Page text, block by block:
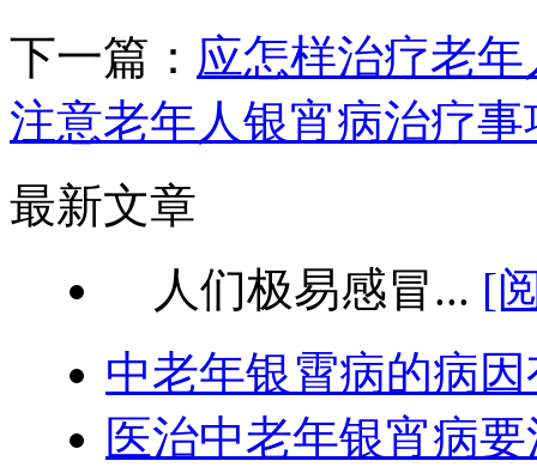
下一篇： 应怎样治疗老
注意老年人银宵病治疗事
最新文章
人们极易感冒... [
中老年银霄病的病
医治中老年银宵病